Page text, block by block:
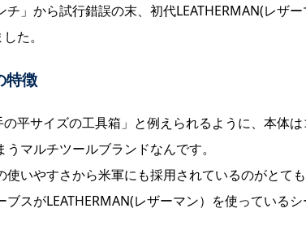
」から試行錯誤の末、初代LEATHERMAN(レザ
た。
特徴
平サイズの工具箱」と例えられるように、本体
マルチツールブランドなんです。
いやすさから米軍にも採用されているのがとて
スがLEATHERMAN(レザーマン）を使っているシ